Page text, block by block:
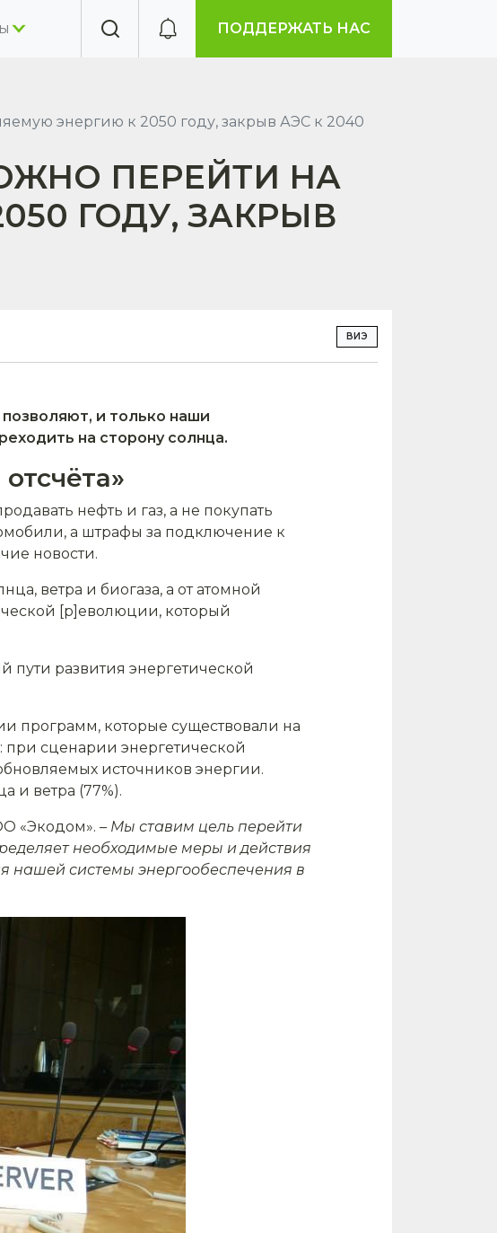
ПОДДЕРЖАТЬ НАС
энергию к 2050 году, закрыв АЭС к 2040
ПЕРЕЙТИ НА
ГОДУ, ЗАКРЫВ
ВИЭ
и только наши
на сторону солнца.
нефть и газ, а не покупать
а штрафы за подключение к
новости.
ветра и биогаза, а от атомной
[р]еволюции, который
пути развития энергетической
программ, которые существовали на
при сценарии энергетической
источников энергии.
и ветра (77%).
«Экодом». – Мы ставим цель перейти
необходимые меры и действия
системы энергообеспечения в